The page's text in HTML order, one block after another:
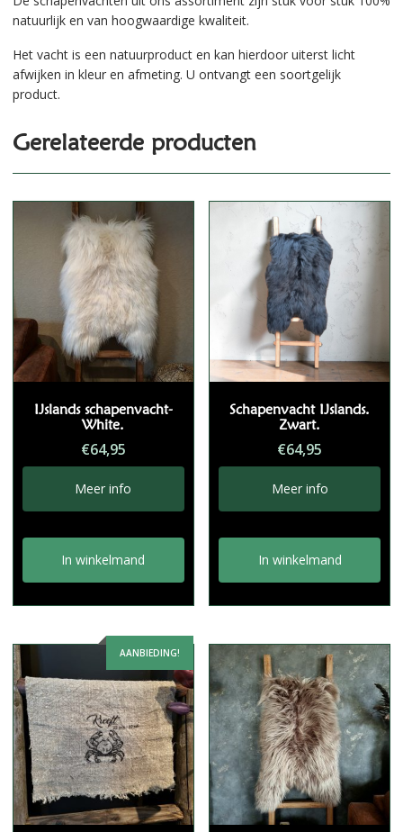
natuurlijk en van hoogwaardige kwaliteit.
Het vacht is een natuurproduct en kan hierdoor uiterst licht
afwijken in kleur en afmeting. U ontvangt een soortgelijk
product.
Gerelateerde producten
IJslands schapenvacht-
White.
€64,95
Meer info
In winkelmand
Schapenvacht IJslands.
Zwart.
€64,95
Meer info
In winkelmand
AANBIEDING!